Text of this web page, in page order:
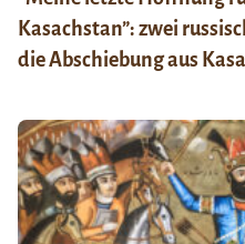
Kasachstan”: zwei
die Abschiebung aus